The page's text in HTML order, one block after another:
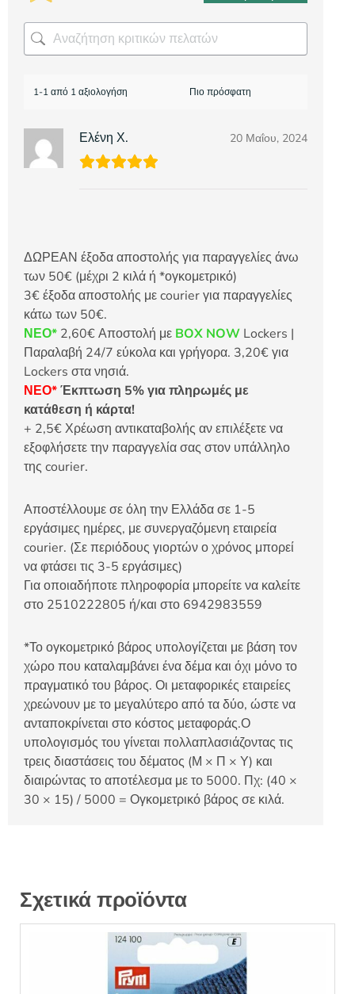
1-1 από 1 αξιολογήση
Ελένη Χ. 20 Μαΐου, 2024
ΔΩΡΕΑΝ έξοδα αποστολής για παραγγελίες άνω
των 50€ (μέχρι 2 κιλά ή *ογκομετρικό)
3€ έξοδα αποστολής με courier για παραγγελίες
κάτω των 50€.
ΝΕΟ* 2,60€ Αποστολή με BOX NOW Lockers |
Παραλαβή 24/7 εύκολα και γρήγορα. 3,20€ για
Lockers στα νησιά.
ΝΕΟ*Έκπτωση 5% για πληρωμές με
κατάθεση ή κάρτα!
+ 2,5€ Χρέωση αντικαταβολής αν επιλέξετε να
εξοφλήσετε την παραγγελία σας στον υπάλληλο
της courier.
Αποστέλλουμε σε όλη την Ελλάδα σε 1-5
εργάσιμες ημέρες, με συνεργαζόμενη εταιρεία
courier. (Σε περιόδους γιορτών ο χρόνος μπορεί
να φτάσει τις 3-5 εργάσιμες)
Για οποιαδήποτε πληροφορία μπορείτε να καλείτε
στο 2510222805 ή/και στο 6942983559
*Το ογκομετρικό βάρος υπολογίζεται με βάση τον
χώρο που καταλαμβάνει ένα δέμα και όχι μόνο το
πραγματικό του βάρος. Οι μεταφορικές εταιρείες
χρεώνουν με το μεγαλύτερο από τα δύο, ώστε να
ανταποκρίνεται στο κόστος μεταφοράς.Ο
υπολογισμός του γίνεται πολλαπλασιάζοντας τις
τρεις διαστάσεις του δέματος (Μ × Π × Υ) και
διαιρώντας το αποτέλεσμα με το 5000. Πχ: (40 ×
30 × 15) / 5000 = Ογκομετρικό βάρος σε κιλά.
Σχετικά προϊόντα